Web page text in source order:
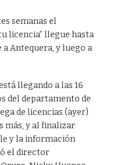
semanas el
licencia” llegue hasta
Antequera, y luego a
llegando a las 16
del departamento de
de licencias (ayer)
más, y al finalizar
y la información
el director